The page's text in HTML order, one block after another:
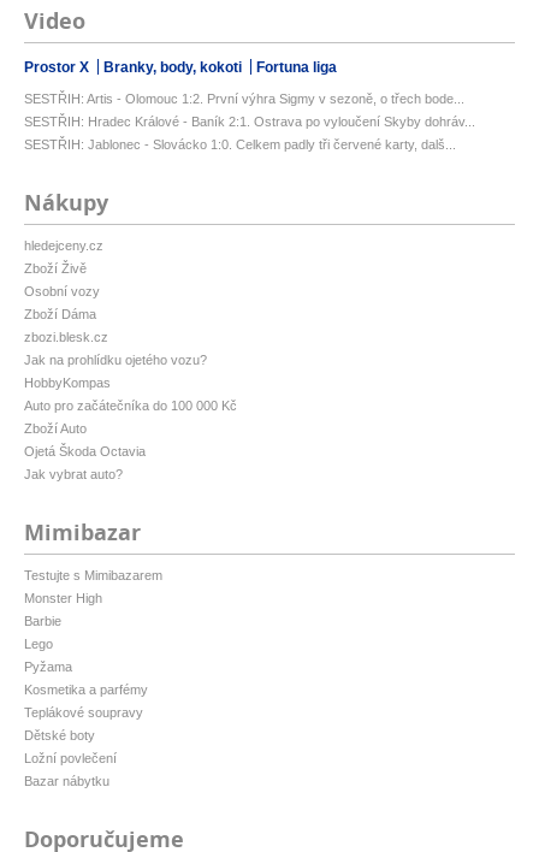
Video
Prostor X Branky, body, kokoti Fortuna liga
SESTŘIH: Artis - Olomouc 1:2. První výhra Sigmy v sezoně, o třech bode...
SESTŘIH: Hradec Králové - Baník 2:1. Ostrava po vyloučení Skyby dohráv...
SESTŘIH: Jablonec - Slovácko 1:0. Celkem padly tři červené karty, dalš...
Nákupy
hledejceny.cz
Zboží Živě
Osobní vozy
Zboží Dáma
zbozi.blesk.cz
Jak na prohlídku ojetého vozu?
HobbyKompas
Auto pro začátečníka do 100 000 Kč
Zboží Auto
Ojetá Škoda Octavia
Jak vybrat auto?
Mimibazar
Testujte s Mimibazarem
Monster High
Barbie
Lego
Pyžama
Kosmetika a parfémy
Teplákové soupravy
Dětské boty
Ložní povlečení
Bazar nábytku
Doporučujeme